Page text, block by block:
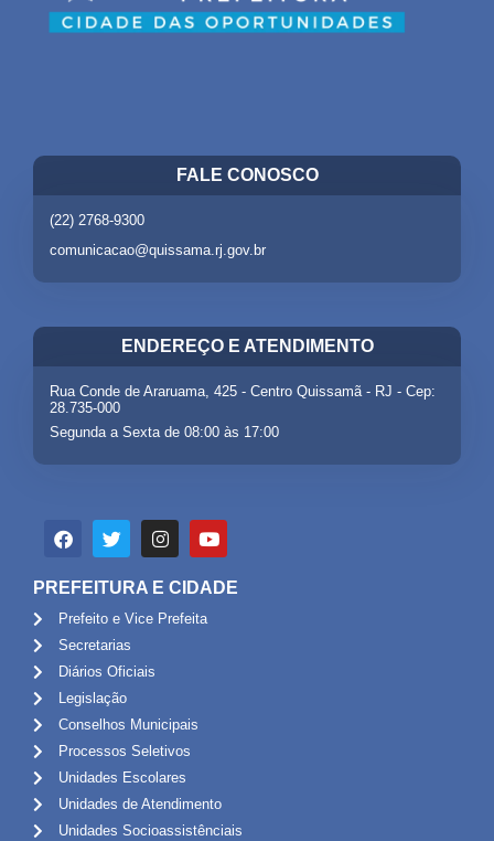
FALE CONOSCO
(22) 2768-9300
comunicacao@quissama.rj.gov.br
ENDEREÇO E ATENDIMENTO
Rua Conde de Araruama, 425 - Centro Quissamã - RJ - Cep:
28.735-000
Segunda a Sexta de 08:00 às 17:00
PREFEITURA E CIDADE
Prefeito e Vice Prefeita
Secretarias
Diários Oficiais
Legislação
Conselhos Municipais
Processos Seletivos
Unidades Escolares
Unidades de Atendimento
Unidades Socioassistênciais